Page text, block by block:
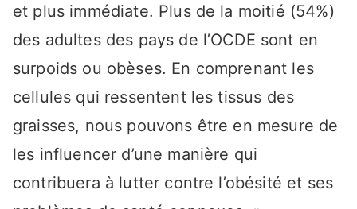
et plus immédiate. Plus de la moitié (54%)
des adultes des pays de l’OCDE sont en
surpoids ou obèses. En comprenant les
cellules qui ressentent les tissus des
graisses, nous pouvons être en mesure de
les influencer d’une manière qui
contribuera à lutter contre l’obésité et ses